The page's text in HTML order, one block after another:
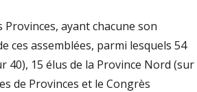
ayant chacune son
ces assemblées, parmi lesquels 54
40), 15 élus de la Province Nord (sur
de Provinces et le Congrès